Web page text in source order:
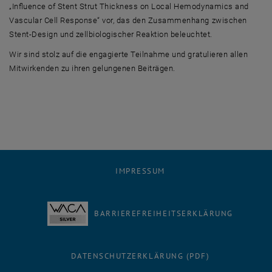
„Influence of Stent Strut Thickness on Local Hemodynamics and
Vascular Cell Response“ vor, das den Zusammenhang zwischen
Stent-Design und zellbiologischer Reaktion beleuchtet.
Wir sind stolz auf die engagierte Teilnahme und gratulieren allen
Mitwirkenden zu ihren gelungenen Beiträgen.
IMPRESSUM
BARRIEREFREIHEITSERKLÄRUNG
DATENSCHUTZERKLÄRUNG (PDF)